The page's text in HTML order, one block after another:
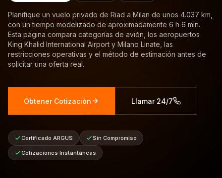
Planifique un vuelo privado de Riad a Milan de unos 4.037 km,
con un tiempo modelizado de aproximadamente 6 h 6 min.
Esta página compara categorías de avión, los aeropuertos
King Khalid International Airport y Milano Linate, las
restricciones operativas y el método de estimación antes de
solicitar una oferta real.
Obtener Cotización Llamar 24/7
Certificado ARGUS Sin Compromiso
Cotizaciones Instantáneas